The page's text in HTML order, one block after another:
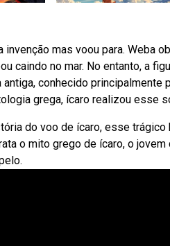
invenção mas voou para. Weba
caindo no mar. No entanto, a
conhecido
grega, ícaro realizou esse
do voo de ícaro, esse
o mito grego de ícaro, o